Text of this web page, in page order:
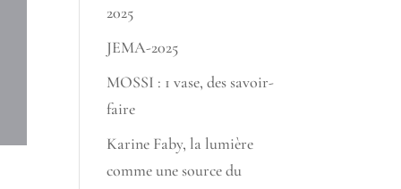
2025
JEMA-2025
MOSSI : 1 vase, des savoir-
faire
Karine Faby, la lumière
comme une source du